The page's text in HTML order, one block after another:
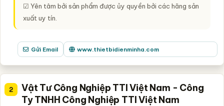
☑ Yên tâm bởi sản phẩm được ủy quyền bởi các hãng sản
xuất uy tín.
Gửi Email www.thietbidienminha.com
2
Vật Tư Công Nghiệp TTI Việt Nam - Công
Ty TNHH Công Nghiệp TTI Việt Nam